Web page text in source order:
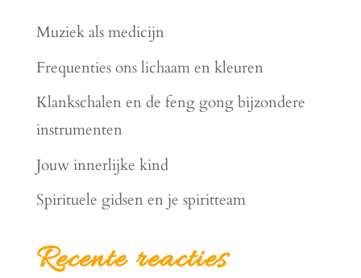
Muziek als medicijn
Frequenties ons lichaam en kleuren
Klankschalen en de feng gong bijzondere
instrumenten
Jouw innerlijke kind
Spirituele gidsen en je spiritteam
Recente reacties